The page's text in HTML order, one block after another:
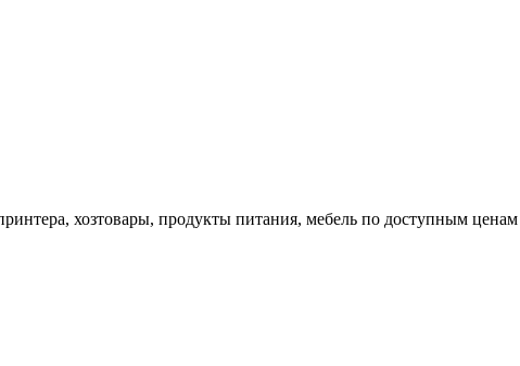
хозтовары, продукты питания, мебель по доступным